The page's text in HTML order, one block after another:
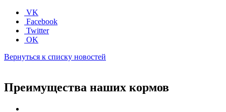
VK
Facebook
Twitter
OK
Вернуться к списку новостей
Преимущества наших кормов